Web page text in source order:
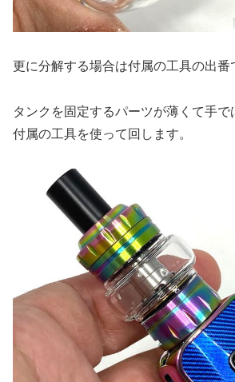
更に分解する場合は付属の工具の出番
タンクを固定するパーツが薄くて手で
付属の工具を使って回します。